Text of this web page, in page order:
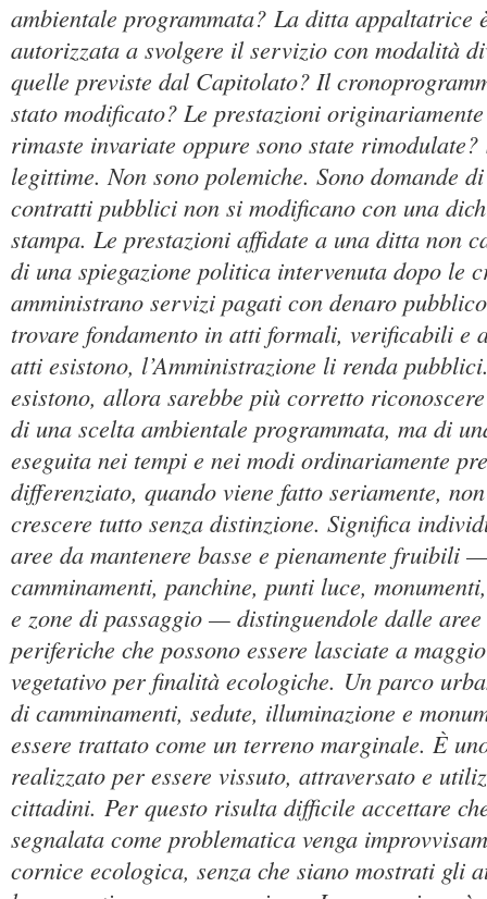
ambientale programmata? La ditta appaltatrice
autorizzata a svolgere il servizio con modalità
quelle previste dal Capitolato? Il
stato modificato? Le prestazioni
rimaste invariate oppure sono state rimodulate?
legittime. Non sono polemiche. Sono domande
contratti pubblici non si modificano con una
stampa. Le prestazioni affidate a una ditta non
di una spiegazione politica intervenuta dopo le
amministrano servizi pagati con denaro
trovare fondamento in atti formali, verificabili e
atti esistono, l’Amministrazione li renda
esistono, allora sarebbe più corretto
di una scelta ambientale programmata, ma di
eseguita nei tempi e nei modi ordinariamente
differenziato, quando viene fatto seriamente,
crescere tutto senza distinzione. Significa
aree da mantenere basse e pienamente fruibili
camminamenti, panchine, punti luce,
e zone di passaggio — distinguendole dalle
periferiche che possono essere lasciate a
vegetativo per finalità ecologiche. Un parco
di camminamenti, sedute, illuminazione e
essere trattato come un terreno marginale. È
realizzato per essere vissuto, attraversato e
cittadini. Per questo risulta difficile accettare
segnalata come problematica venga
cornice ecologica, senza che siano mostrati gli